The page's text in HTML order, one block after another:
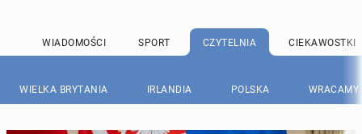
WIADOMOŚCI SPORT CZYTELNIA CIEKAWOSTKI
WIELKA BRYTANIA IRLANDIA POLSKA WRACAMY